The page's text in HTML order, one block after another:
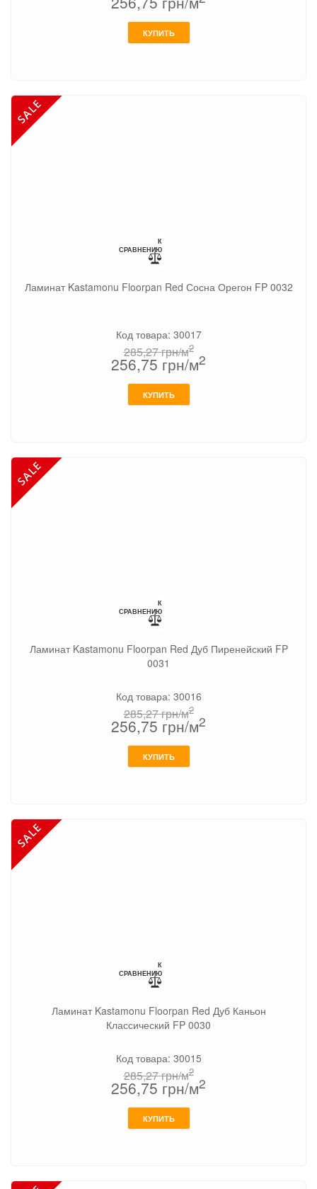
КУПИТЬ
К
СРАВНЕНИЮ
Ламинат Kastamonu Floorpan Red Сосна Орегон FP 0032
Код товара: 30017
285,27грн/м2
256,75 грн/м2
КУПИТЬ
К
СРАВНЕНИЮ
Ламинат Kastamonu Floorpan Red Дуб Пиренейский FP
0031
Код товара: 30016
285,27грн/м2
256,75 грн/м2
КУПИТЬ
К
СРАВНЕНИЮ
Ламинат Kastamonu Floorpan Red Дуб Каньон
Классический FP 0030
Код товара: 30015
285,27грн/м2
256,75 грн/м2
КУПИТЬ